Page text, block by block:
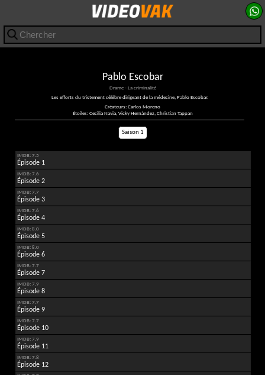
Pablo Escobar
Drame - La criminalité
Les efforts du tristement célèbre dirigeant de la médecine, Pablo Escobar.
Créateurs: Carlos Moreno
Étoiles: Cecilia Navia, Vicky Hernández, Christian Tappan
Saison 1
IMDB: 7.5
Épisode 1
IMDB: 7.6
Épisode 2
IMDB: 7.7
Épisode 3
IMDB: 7.6
Épisode 4
IMDB: 8.0
Épisode 5
IMDB: 8.0
Épisode 6
IMDB: 7.7
Épisode 7
IMDB: 7.9
Épisode 8
IMDB: 7.7
Épisode 9
IMDB: 7.7
Épisode 10
IMDB: 7.9
Épisode 11
IMDB: 7.8
Épisode 12